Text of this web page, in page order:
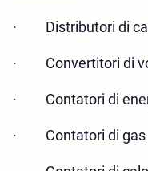
· Distributori di
· Convertitori di
· Contatori di
· Contatori di gas